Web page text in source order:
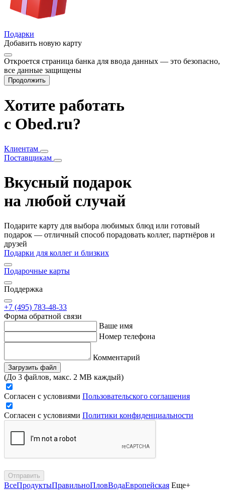
Подарки
Добавить новую карту
Откроется страница банка для ввода данных — это безопасно,
все данные защищены
Продолжить
Хотите работать
с Obed.ru?
Клиентам
Поставщикам
Вкусный подарок
на любой случай
Подарите карту для выбора любимых блюд или готовый
подарок — отличный способ порадовать коллег, партнёров и
друзей
Подарки для коллег и близких
Подарочные карты
Поддержка
+7 (495) 783-48-33
Форма обратной связи
Ваше имя
Номер телефона
Комментарий
Загрузить файл
(До 3 файлов, макс. 2 MB каждый)
Согласен с условиями Пользовательского соглашения
Согласен с условиями Политики конфиденциальности
Отправить
ВсеПродуктыПравильноПловВодаЕвропейская Еще+